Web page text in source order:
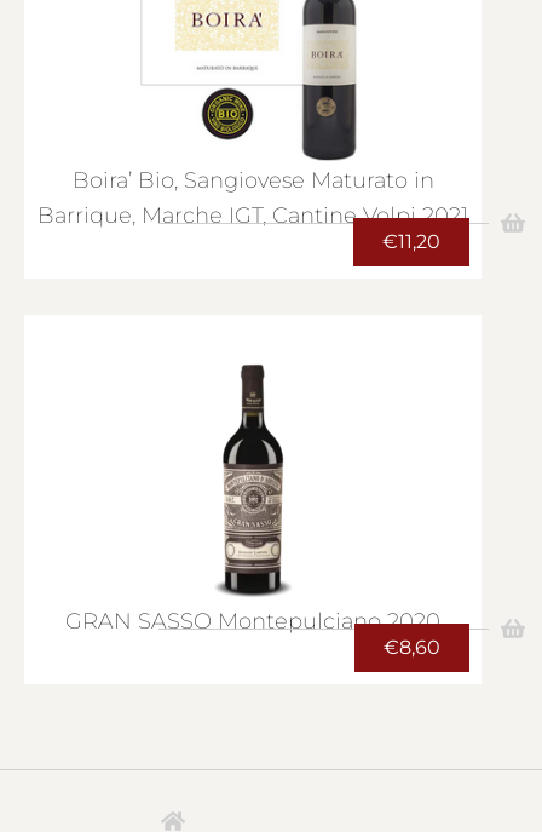
Boira’ Bio, Sangiovese Maturato in
Barrique, Marche IGT, Cantine Volpi 2021
€11,20
GRAN SASSO Montepulciano 2020
€8,60